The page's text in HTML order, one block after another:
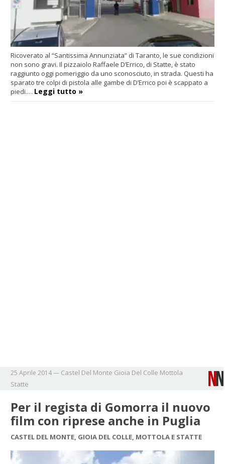
Ricoverato al “Santissima Annunziata” di Taranto, le sue condizioni
non sono gravi. Il pizzaiolo Raffaele D’Errico, di Statte, è stato
raggiunto oggi pomeriggio da uno sconosciuto, in strada. Questi ha
sparato tre colpi di pistola alle gambe di D’Errico poi è scappato a
piedi.… Leggi tutto »
25 Aprile 2014— Castel Del Monte Gioia Del Colle Mottola
Statte
Per il regista di Gomorra il nuovo
film con riprese anche in Puglia
CASTEL DEL MONTE, GIOIA DEL COLLE, MOTTOLA E STATTE